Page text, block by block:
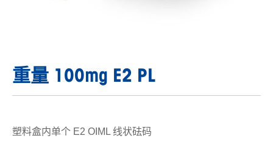
重量 100mg E2 PL
塑料盒内单个 E2 OIML 线状砝码